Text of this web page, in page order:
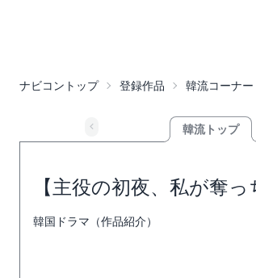
ナビコントップ 登録作品 韓流コーナー
韓流トップ
【主役の初夜、私が奪
韓国ドラマ（作品紹介）